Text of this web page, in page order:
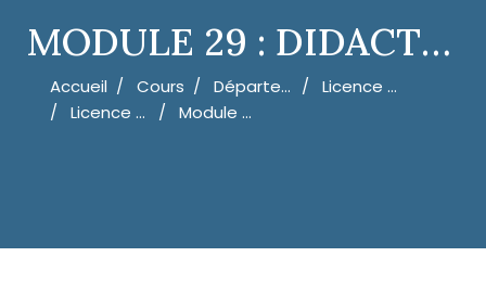
MODULE 29 : DIDACTIQUE DE L’ÉVEIL SCIENTIFIQUE 2
Accueil Cours Département De Langues, Sciences Humaines Et Sociales.
Licence D'Éducation - Enseignement Primaire - Option Amazigh
Licence D'Éducation Enseignement Secondaire Amazigh - Semestre 4
Module 29 : Didactique De L’éveil Scientiﬁque 2